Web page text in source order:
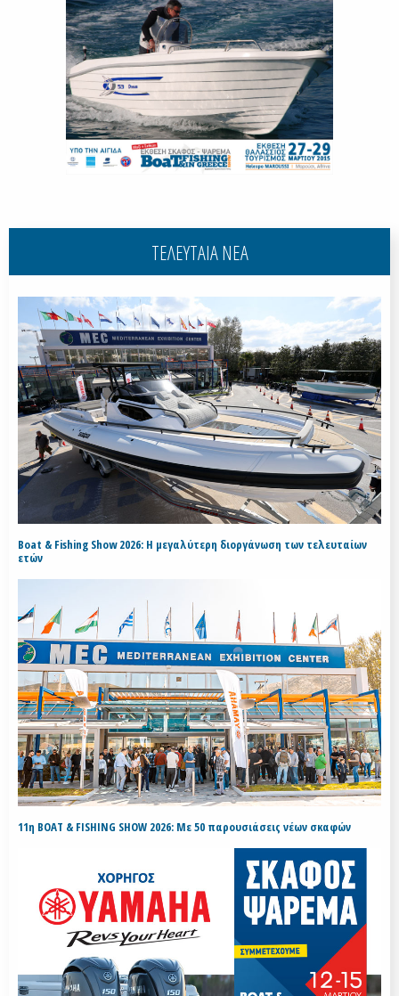
ΤΕΛΕΥΤΑΙΑ ΝΕΑ
Boat & Fishing Show 2026: Η μεγαλύτερη διοργάνωση των τελευταίων
ετών
11η BOAT & FISHING SHOW 2026: Με 50 παρουσιάσεις νέων σκαφών